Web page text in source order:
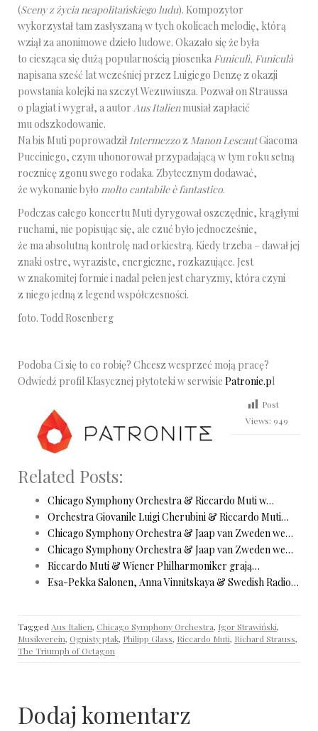
(Sceny z życia neapolitańskiego ludu). Kompozytor
wykorzystał tam zasłyszaną w tych okolicach melodię, którą
wziął za anonimowe dzieło ludowe. Okazało się że była
to ciesząca się dużą popularnością piosenka Funiculì, Funiculà
napisana sześć lat wcześniej przez Luigiego Denzę z okazji
powstania kolejki na szczyt Wezuwiusza. Pozwał on Straussa
o plagiat i wygrał, a autor Aus Italienmusiał zapłacić
mu odszkodowanie.
Na bis Muti poprowadził Intermezzoz Manon LescautGiacoma
Pucciniego, czym uhonorował przypadającą w tym roku setną
rocznicę zgonu swego rodaka. Zbytecznym dodawać,
że wykonanie było molto cantabile è fantastico.
Podczas całego koncertu Muti dyrygował oszczędnie, krągłymi
ruchami, nie popisując się, ale czuć było jednocześnie,
że ma absolutną kontrolę nad orkiestrą. Kiedy trzeba – dawał jej
znaki ostre, wyraziste, energiczne, rozkazujące. Jest
w znakomitej formie i nadal pełen jest charyzmy, która czyni
z niego jedną z legend współczesności.
foto. Todd Rosenberg
Podoba Ci się to co robię? Chcesz wesprzeć moją pracę?
Odwiedź profil Klasycznej płytoteki w serwisie Patronie.pl
Post
Views: 949
Related Posts:
Chicago Symphony Orchestra & Riccardo Muti w…
Orchestra Giovanile Luigi Cherubini & Riccardo Muti…
Chicago Symphony Orchestra & Jaap van Zweden we…
Chicago Symphony Orchestra & Jaap van Zweden we…
Riccardo Muti & Wiener Philharmoniker grają…
Esa-Pekka Salonen, Anna Vinnitskaya & Swedish Radio…
TaggedAus Italien, Chicago Symphony Orchestra, Igor Strawiński,
Musikverein, Ognisty ptak, Philipp Glass, Riccardo Muti, Richard Strauss,
The Triumph of Octagon
Dodaj komentarz